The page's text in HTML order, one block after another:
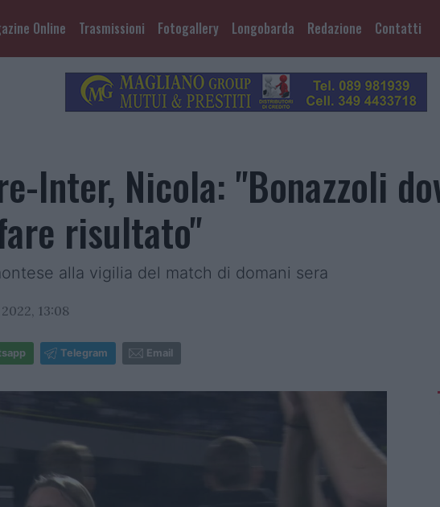
Online Trasmissioni Fotogallery Longobarda Redazione Contatti
Inter, Nicola: "Bonazzoli
risultato"
alla vigilia del match di domani sera
13:08
Telegram Email